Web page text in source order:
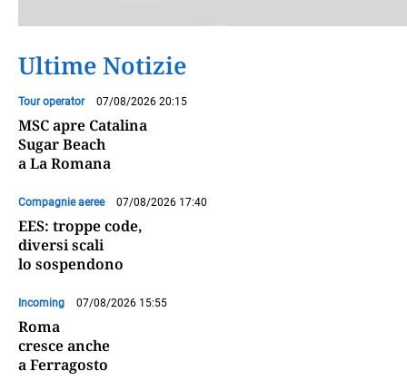
Ultime Notizie
Tour operator 07/08/2026 20:15
MSC apre Catalina
Sugar Beach
a La Romana
Compagnie aeree 07/08/2026 17:40
EES: troppe code,
diversi scali
lo sospendono
Incoming 07/08/2026 15:55
Roma
cresce anche
a Ferragosto